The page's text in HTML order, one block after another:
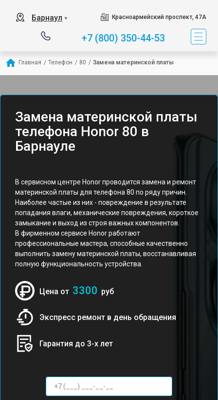
Барнаул ▼ Красноармейский проспект, 47А
+7 (800) 350-44-53
Главная / Телефон / 80 / Замена материнской платы
Замена материнской платы
телефона Honor 80 в
Барнауле
В сервисном центре Honor проводится замена и ремонт
материнской платы для телефона 80 по ряду причин.
Наиболее частые из них - повреждение в результате
попадания влаги, механические повреждения, короткое
замыкание и выход из строя важных компонентов.
В фирменном сервисе Honor работают
профессиональные мастера, способные качественно
выполнить замену материнской платы, восстанавливая
полную функциональность устройства.
Цена от 3300 руб
Экспресс ремонт в день обращения
Гарантия до 3-х лет